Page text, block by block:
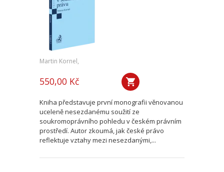
Martin Kornel,
550,00 Kč
Kniha představuje první monografii věnovanou
uceleně nesezdanému soužití ze
soukromoprávního pohledu v českém právním
prostředí. Autor zkoumá, jak české právo
reflektuje vztahy mezi nesezdanými,...